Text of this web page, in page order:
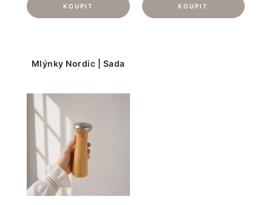
Mlýnky Nordic | Sada